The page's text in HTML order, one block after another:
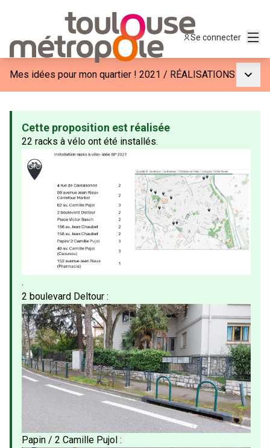
Se connecter
Mes idées pour mon quartier ! 2021 / RÉALISATIONS
Cette proposition est réalisée
22 racks à vélo ont été installés.
.
2 boulevard Deltour :
Papin / 2 Camille Pujol :